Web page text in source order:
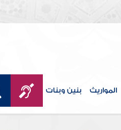
المواريث بنين وبنات